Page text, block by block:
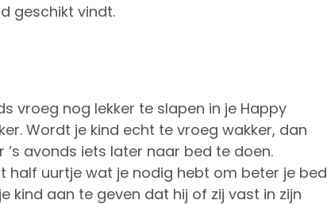
geschikt vindt.
vroeg nog lekker te slapen in je Happy
Wordt je kind echt te vroeg wakker, dan
avonds iets later naar bed te doen.
half uurtje wat je nodig hebt om beter je bed
kind aan te geven dat hij of zij vast in zijn